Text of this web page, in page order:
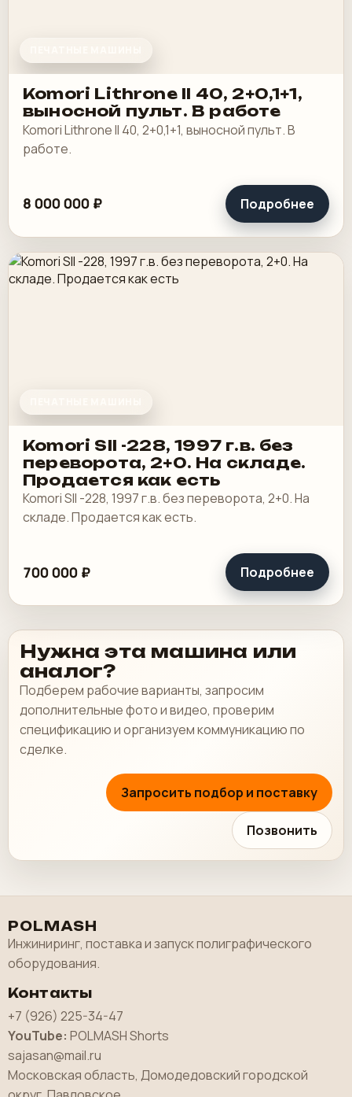
Komori Lithrone II 40, 2+0,1+1,
выносной пульт. В работе
Komori Lithrone II 40, 2+0,1+1, выносной пульт. В
работе.
8 000 000 ₽ Подробнее
Komori SII -228, 1997 г.в. без
переворота, 2+0. На складе.
Продается как есть
Komori SII -228, 1997 г.в. без переворота, 2+0. На
складе. Продается как есть.
700 000 ₽ Подробнее
Нужна эта машина или
аналог?
Подберем рабочие варианты, запросим
дополнительные фото и видео, проверим
спецификацию и организуем коммуникацию по
сделке.
Запросить подбор и поставку
Позвонить
POLMASH
Инжиниринг, поставка и запуск полиграфического
оборудования.
Контакты
+7 (926) 225-34-47
YouTube: POLMASH Shorts
sajasan@mail.ru
Московская область, Домодедовский городской